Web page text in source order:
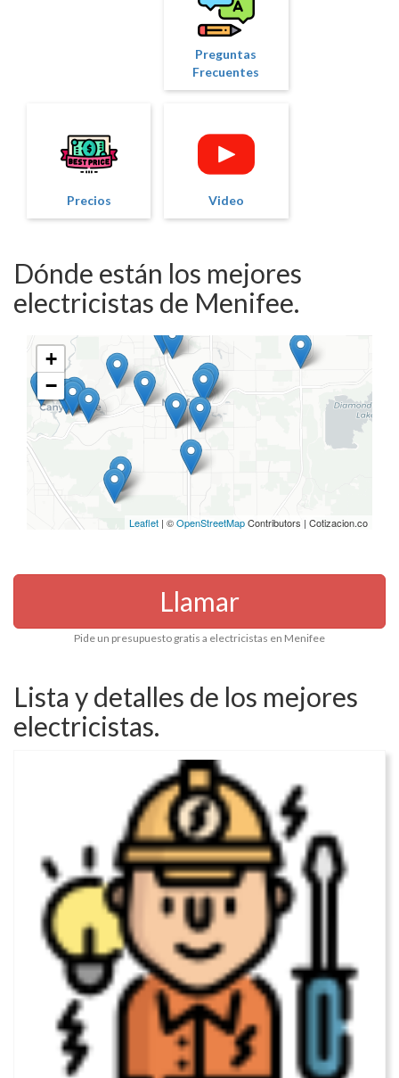
Preguntas
Frecuentes
Precios Video
Dónde están los mejores
electricistas de Menifee.
+
−
Leaflet | ©OpenStreetMapContributors | Cotizacion.co
Llamar
Pide un presupuesto gratis a electricistas en Menifee
Lista y detalles de los mejores
electricistas.